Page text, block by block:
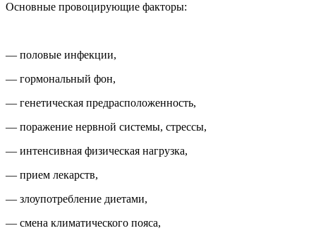
Основные провоцирующие факторы:
— половые инфекции,
— гормональный фон,
— генетическая предрасположенность,
— поражение нервной системы, стрессы,
— интенсивная физическая нагрузка,
— прием лекарств,
— злоупотребление диетами,
— смена климатического пояса,